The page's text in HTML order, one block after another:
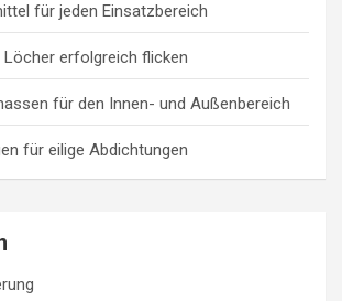
für jeden Einsatzbereich
Löcher erfolgreich flicken
für den Innen- und Außenbereich
für eilige Abdichtungen